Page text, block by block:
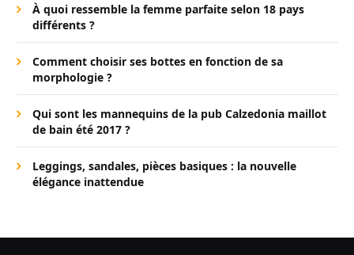
À quoi ressemble la femme parfaite selon 18 pays
différents ?
Comment choisir ses bottes en fonction de sa
morphologie ?
Qui sont les mannequins de la pub Calzedonia maillot
de bain été 2017 ?
Leggings, sandales, pièces basiques : la nouvelle
élégance inattendue